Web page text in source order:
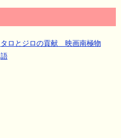
タロとジロの貢献 映画南極物
語